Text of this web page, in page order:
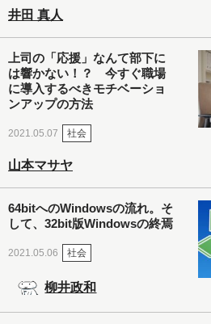
井田 真人
上司の「応援」なんて部下に
は響かない！？ 今すぐ職場
に導入するべきモチベーショ
ンアップの方法
2021.05.07 社会
山本マサヤ
64bitへのWindowsの流れ。そ
して、32bit版Windowsの終焉
2021.05.06 社会
柳井政和